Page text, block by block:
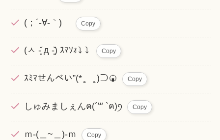
(；´-∀-｀)ゞ Copy
(ㅅ‎ -͈᷄ д -͈᷅) ｽﾏｿｫ⤵︎ ︎⤵︎ ︎ Copy
‪‪ｽﾐﾏせんべい”(* ̱̥ ̱̥ )⊃🍘 Copy
しゅみましぇん‪ฅ(´꒳ `ฅ)ꪆ Copy
ｍ-(＿~＿)-ｍ Copy